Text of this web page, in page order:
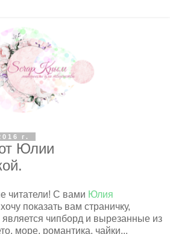
г.
Юлии
читатели! С вами Юлия
показать вам страничку,
чипборд и вырезанные из
море, романтика, чайки...